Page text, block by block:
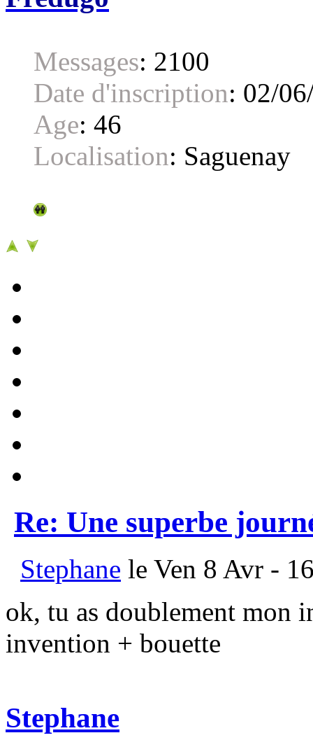
Messages: 2100
Date d'inscription: 02/
Age: 46
Localisation: Saguenay
Re: Une superbe
Stephane le Ven 8 Avr -
ok, tu as doublement mon
invention + bouette
Stephane